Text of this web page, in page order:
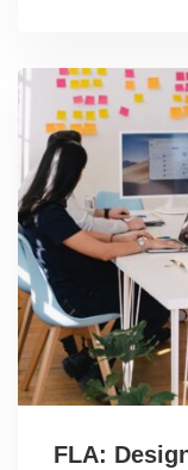
FLA: